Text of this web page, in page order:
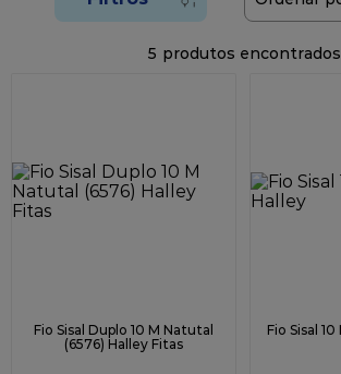
5
Fio Sisal Duplo 10 M Natutal
(6576) Halley Fitas
Fio Sisal
bala
9 º
caixa kraft
10º